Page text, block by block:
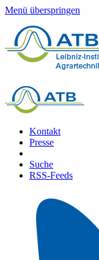
Menü überspringen
Kontakt
Presse
Suche
RSS-Feeds